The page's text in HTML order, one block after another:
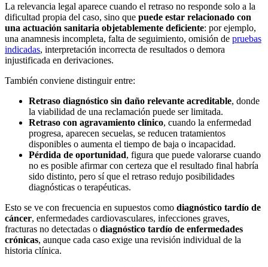
La relevancia legal aparece cuando el retraso no responde solo a la
dificultad propia del caso, sino que puede estar relacionado con
una actuación sanitaria objetablemente deficiente: por ejemplo,
una anamnesis incompleta, falta de seguimiento, omisión de pruebas
indicadas, interpretación incorrecta de resultados o demora
injustificada en derivaciones.
También conviene distinguir entre:
Retraso diagnóstico sin daño relevante acreditable, donde
la viabilidad de una reclamación puede ser limitada.
Retraso con agravamiento clínico, cuando la enfermedad
progresa, aparecen secuelas, se reducen tratamientos
disponibles o aumenta el tiempo de baja o incapacidad.
Pérdida de oportunidad, figura que puede valorarse cuando
no es posible afirmar con certeza que el resultado final habría
sido distinto, pero sí que el retraso redujo posibilidades
diagnósticas o terapéuticas.
Esto se ve con frecuencia en supuestos como diagnóstico tardío de
cáncer, enfermedades cardiovasculares, infecciones graves,
fracturas no detectadas o diagnóstico tardío de enfermedades
crónicas, aunque cada caso exige una revisión individual de la
historia clínica.